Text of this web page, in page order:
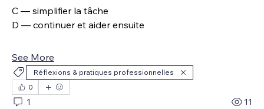
C — simplifier la tâche
D — continuer et aider ensuite
See More
Réflexions & pratiques professionnelles
0
1 11